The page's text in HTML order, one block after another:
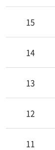
15
14
13
12
11